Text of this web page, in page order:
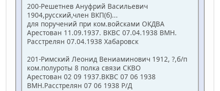
200-Решетнев Ануфрий Васильевич
1904,русский,член ВКП(б)...
для поручений при ком.войсками ОКДВА
Арестован 11.09.1937. ВКВС 07.04.1938 ВМН.
Расстрелян 07.04.1938 Хабаровск
201-Римский Леонид Вениаминович 1912, ?,б/п
ком.полуроты 8 полка связи СКВО
Арестован 02 09 1937.ВКВС 07 06 1938
ВМН.Расстрелян 07 06 1938 Р/Д